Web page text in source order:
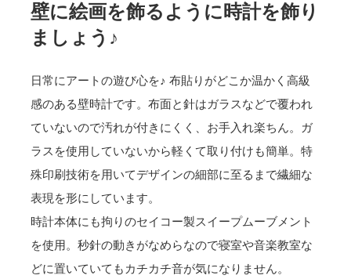
壁に絵画を飾るように時計を飾り
ましょう♪
日常にアートの遊び心を♪ 布貼りがどこか温かく高級
感のある壁時計です。布面と針はガラスなどで覆われ
ていないので汚れが付きにくく、お手入れ楽ちん。ガ
ラスを使用していないから軽くて取り付けも簡単。特
殊印刷技術を用いてデザインの細部に至るまで繊細な
表現を形にしています。
時計本体にも拘りのセイコー製スイープムーブメント
を使用。秒針の動きがなめらなので寝室や音楽教室な
どに置いていてもカチカチ音が気になりません。